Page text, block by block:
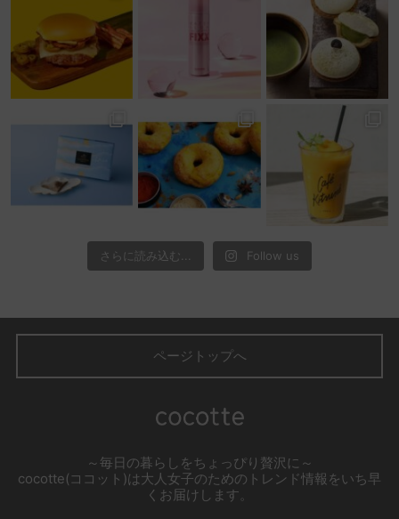
さらに読み込む... Follow us
ページトップへ
～毎日の暮らしをちょっぴり贅沢に～
cocotte(ココット)は大人女子のためのトレンド情報をいち早
くお届けします。